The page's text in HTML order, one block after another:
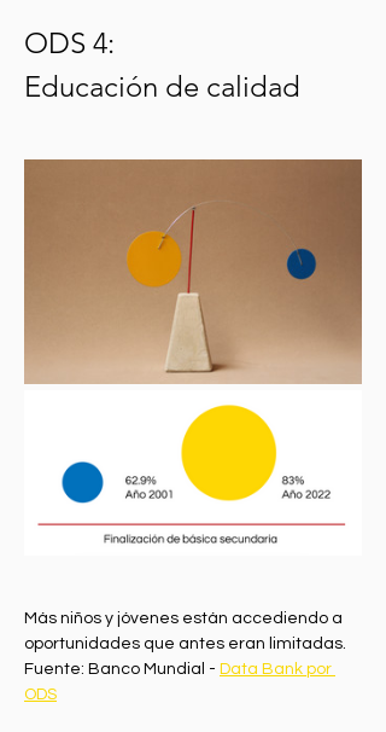
ODS 4:
Educación de calidad
Más niños y jóvenes están accediendo a
oportunidades que antes eran limitadas.
Fuente: Banco Mundial - Data Bank por
ODS